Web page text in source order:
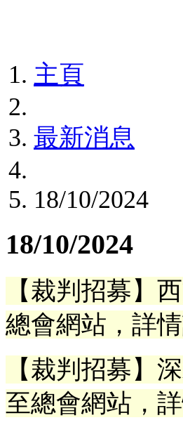
主頁
最新消息
18/10/2024
18/10/2024
【裁判招募】
總會網站，詳
【裁判招募】
至總會網站，